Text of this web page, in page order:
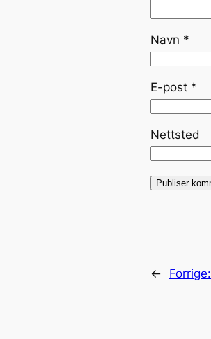
Navn *
E-post *
Nettsted
← Forrige: